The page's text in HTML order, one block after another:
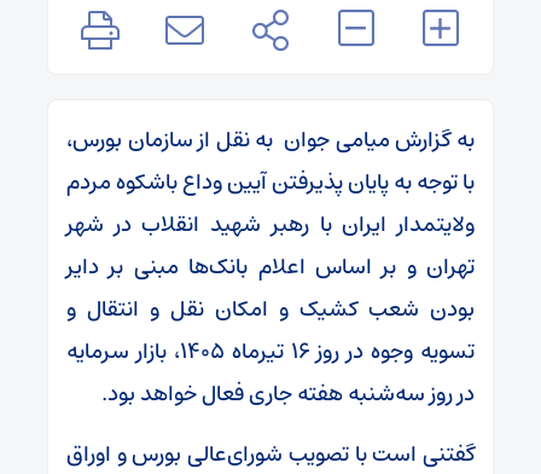
به گزارش میامی جوان به نقل از سازمان بورس،
با توجه به پایان پذیرفتن آیین وداع باشکوه مردم
ولایتمدار ایران با رهبر شهید انقلاب در شهر
تهران و بر اساس اعلام بانک‌ها مبنی بر دایر
بودن شعب کشیک و امکان نقل و انتقال و
تسویه وجوه در روز ۱۶ تیرماه ۱۴۰۵، بازار سرمایه
در روز سه‌شنبه هفته جاری فعال خواهد بود.
گفتنی است با تصویب شورای‌عالی بورس و اوراق